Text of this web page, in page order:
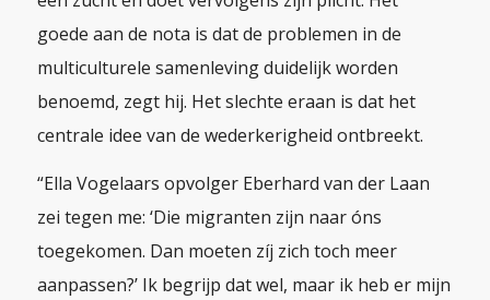
goede aan de nota is dat de problemen in de
multiculturele samenleving duidelijk worden
benoemd, zegt hij. Het slechte eraan is dat het
centrale idee van de wederkerigheid ontbreekt.
“Ella Vogelaars opvolger Eberhard van der Laan
zei tegen me: ‘Die migranten zijn naar óns
toegekomen. Dan moeten zíj zich toch meer
aanpassen?’ Ik begrijp dat wel, maar ik heb er mijn